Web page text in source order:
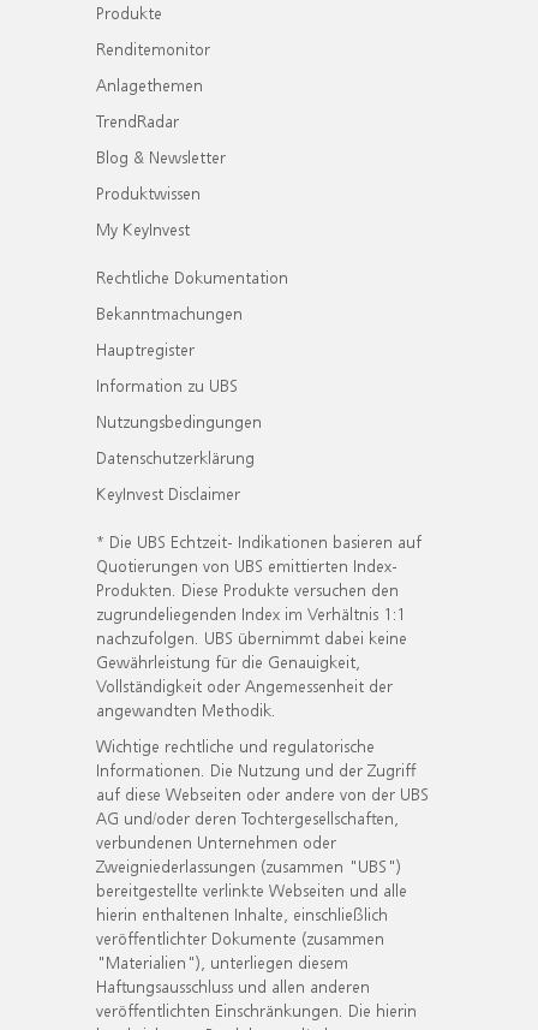
Produkte
Renditemonitor
Anlagethemen
TrendRadar
Blog & Newsletter
Produktwissen
My KeyInvest
Rechtliche Dokumentation
Bekanntmachungen
Hauptregister
Information zu UBS
Nutzungsbedingungen
Datenschutzerklärung
KeyInvest Disclaimer
* Die UBS Echtzeit- Indikationen basieren auf
Quotierungen von UBS emittierten Index-
Produkten. Diese Produkte versuchen den
zugrundeliegenden Index im Verhältnis 1:1
nachzufolgen. UBS übernimmt dabei keine
Gewährleistung für die Genauigkeit,
Vollständigkeit oder Angemessenheit der
angewandten Methodik.
Wichtige rechtliche und regulatorische
Informationen. Die Nutzung und der Zugriff
auf diese Webseiten oder andere von der UBS
AG und/oder deren Tochtergesellschaften,
verbundenen Unternehmen oder
Zweigniederlassungen (zusammen "UBS")
bereitgestellte verlinkte Webseiten und alle
hierin enthaltenen Inhalte, einschließlich
veröffentlichter Dokumente (zusammen
"Materialien"), unterliegen diesem
Haftungsausschluss und allen anderen
veröffentlichten Einschränkungen. Die hierin